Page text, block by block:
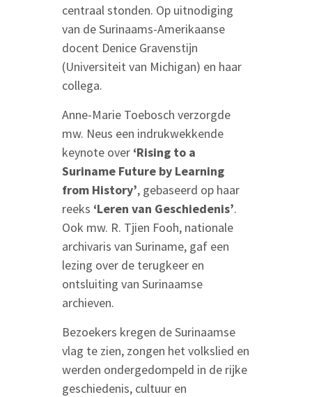
centraal stonden. Op uitnodiging
van de Surinaams-Amerikaanse
docent Denice Gravenstijn
(Universiteit van Michigan) en haar
collega.
Anne-Marie Toebosch verzorgde
mw. Neus een indrukwekkende
keynote over ‘Rising to a
Suriname Future by Learning
from History’, gebaseerd op haar
reeks ‘Leren van Geschiedenis’.
Ook mw. R. Tjien Fooh, nationale
archivaris van Suriname, gaf een
lezing over de terugkeer en
ontsluiting van Surinaamse
archieven.
Bezoekers kregen de Surinaamse
vlag te zien, zongen het volkslied en
werden ondergedompeld in de rijke
geschiedenis, cultuur en